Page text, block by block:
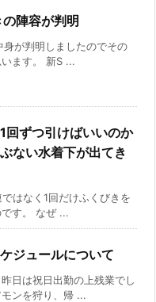
陣容が判明
身が判明しましたのでその
ます。 新S ...
回ずつ引けばいいのか
ない水着下が出てき
はなく1回だけふくびきを
す。 なぜ ...
ジュールについて
日は祝日出勤の上残業でし
ンを狩り、帰 ...